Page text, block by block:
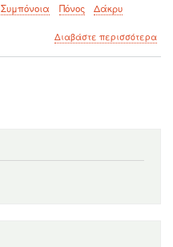
Συμπόνοια Πόνος Δάκρυ
Διαβάστε περισσότεραγια